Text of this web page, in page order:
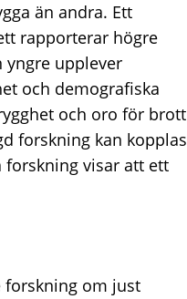
än andra. Ett
rapporterar högre
yngre upplever
och demografiska
och oro för brott
forskning kan kopplas
visar att ett
forskning om just